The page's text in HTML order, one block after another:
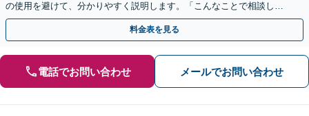
の使用を避けて、分かりやすく説明します。「こんなことで相談して
も大丈夫？」と一人で悩まずに、まずはご相談ください
料金表を見る
電話でお問い合わせ メールでお問い合わせ